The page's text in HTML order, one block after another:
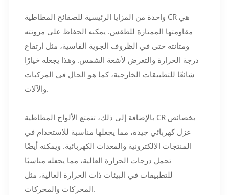
واحدة من المزايا الرئيسية للصفائح المطاطية CR هي
مقاومتها الممتازة للطقس. يمكنه الحفاظ على مرونته
ومتانته حتى في الظروف الجوية القاسية، مثل ارتفاع
درجة الحرارة والتعرض لأشعة الشمس. وهذا يجعله خيارًا
شائعًا للتطبيقات الخارجية، كما هو الحال في المركبات
والآلات.
بالإضافة إلى ذلك، تتمتع الألواح المطاطية CR بخصائص
عزل كهربائي جيدة، مما يجعلها مناسبة للاستخدام في
المنتجات الإلكترونية والمعدات الكهربائية. ويمكنه أيضًا
تحمل درجات الحرارة العالية، مما يجعله مناسبًا
للتطبيقات في البيئات ذات الحرارة العالية، مثل
المحركات والمحركات.